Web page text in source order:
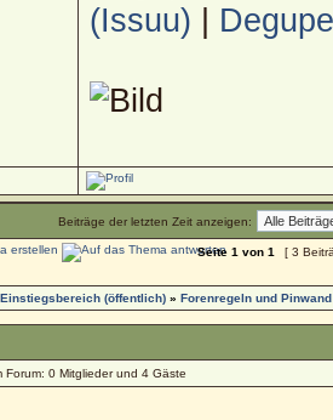
(Issuu)
Beiträge der letzten Zeit anzeigen:
Seite1 von1 [ 3
Einstiegsbereich (öffentlich) »Forenregeln und Pinwand
Forum: 0 Mitglieder und 4 Gäste